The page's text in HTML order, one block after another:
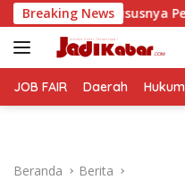
Langsung
ke
konten
Breaking News
Sosial Polresta
JOB FAIR Daerah
Beranda Berita